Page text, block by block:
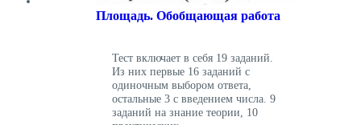
Площадь. Обобщающая работа
Тест включает в себя 19 заданий.
Из них первые 16 заданий с
одиночным выбором ответа,
остальные 3 с введением числа. 9
заданий на знание теории, 10